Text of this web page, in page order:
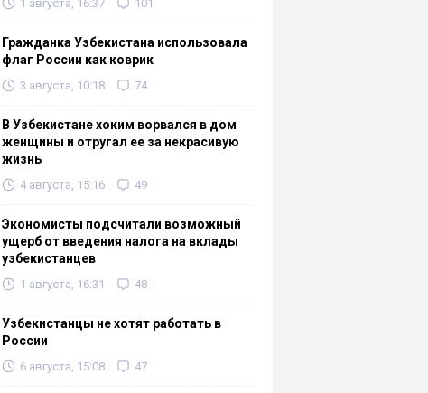
1 августа, 16:37 101
Гражданка Узбекистана использовала
флаг России как коврик
3 августа, 10:18 74
В Узбекистане хоким ворвался в дом
женщины и отругал ее за некрасивую
жизнь
4 августа, 15:16 49
Экономисты подсчитали возможный
ущерб от введения налога на вклады
узбекистанцев
1 августа, 16:31 48
Узбекистанцы не хотят работать в
России
6 августа, 15:08 47